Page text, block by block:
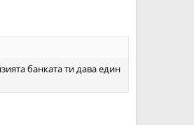
банката ти дава един